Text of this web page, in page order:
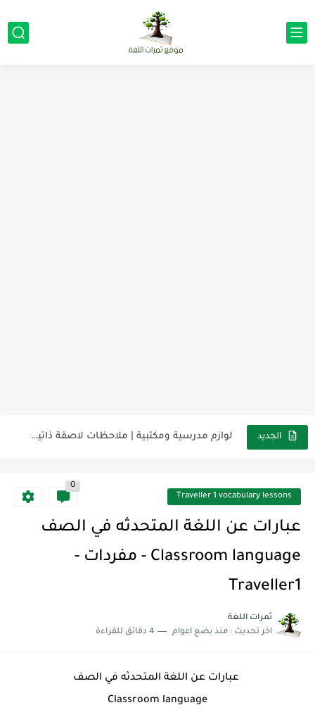
الجديد لوازم مدرسية ومكتبية | ملاحظات لاصقة ذاتية على شكل قلب...
The Winter Surprise
Traveller 1 vocabulary lessons
0
عبارات عن اللغة المتحدثه في الصف
Classroom language - مفردات -
Traveller1
ثمرات اللغة
اخر تحديث : منذ بضع اعوام 4 دقائق للقراءة
Classroom language